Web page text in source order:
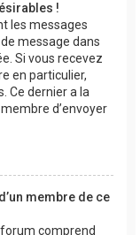
!
les messages
message dans
Si vous recevez
en particulier,
Ce dernier a la
d’envoyer
membre de ce
comprend